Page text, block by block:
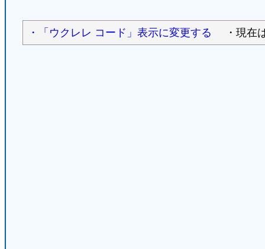
・「ウクレレ コード」表示に変更する ・現在